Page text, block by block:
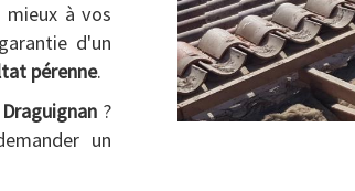
à vos
d'un
pérenne.
Draguignan ?
un